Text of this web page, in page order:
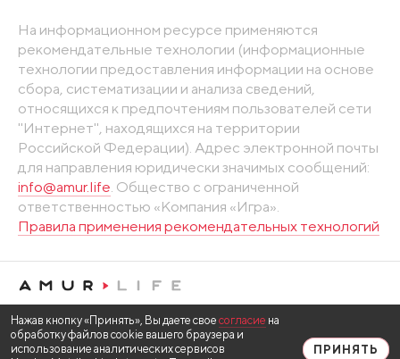
На информационном ресурсе применяются
рекомендательные технологии (информационные
технологии предоставления информации на основе
сбора, систематизации и анализа сведений,
относящихся к предпочтениям пользователей сети
"Интернет", находящихся на территории
Российской Федерации). Адрес электронной почты
для направления юридически значимых сообщений:
info@amur.life . Общество с ограниченной
ответственностью «Компания «Игра».
Правила применения рекомендательных технологий
Нажав кнопку «Принять», Вы даете свое согласие на
обработку файлов cookie вашего браузера и
использование аналитических сервисов
ПРИНЯТЬ